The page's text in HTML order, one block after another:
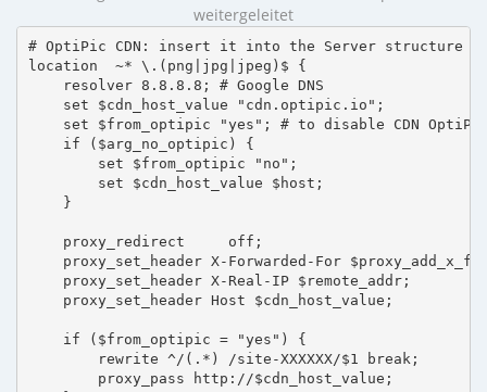
weitergeleitet
# OptiPic CDN: insert it into the Server structure
location  ~* \.(png|jpg|jpeg)$ {
    resolver 8.8.8.8; # Google DNS
    set $cdn_host_value "cdn.optipic.io";
set $from_optipic "yes"; # to disable CDN
    if ($arg_no_optipic) {
        set $from_optipic "no";
        set $cdn_host_value $host;
    }
    proxy_redirect     off;
proxy_set_header X-Forwarded-For
    proxy_set_header X-Real-IP $remote_addr;
    proxy_set_header Host $cdn_host_value;
    if ($from_optipic = "yes") {
        rewrite ^/(.*) /site-XXXXXX/$1 break;
        proxy_pass http://$cdn_host_value;